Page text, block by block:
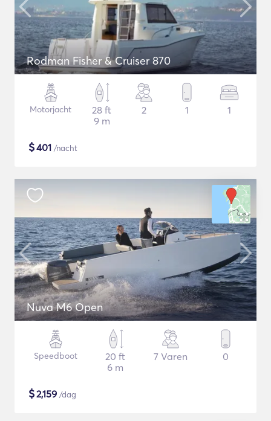
Rodman Fisher & Cruiser 870
Motorjacht
28 ft
9 m
2 1 1
$401 /nacht
Nuva M6 Open
Speedboot
20 ft
6 m
7 Varen 0
$2,159 /dag